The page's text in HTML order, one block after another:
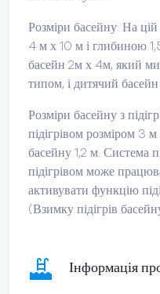
Розміри басейну: На цій
4 м х 10 м і глибиною
басейн 2м х 4м, який
типом, і дитячий
Розміри басейну з
підігрівом розміром 3
басейну 1,2 м. Система
підігрівом може
активувати функцію
(Взимку підігрів
Інформація